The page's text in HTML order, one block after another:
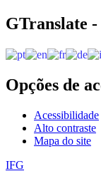
GTranslate
Opções de
Acessibilidade
Alto contraste
Mapa do site
IFG